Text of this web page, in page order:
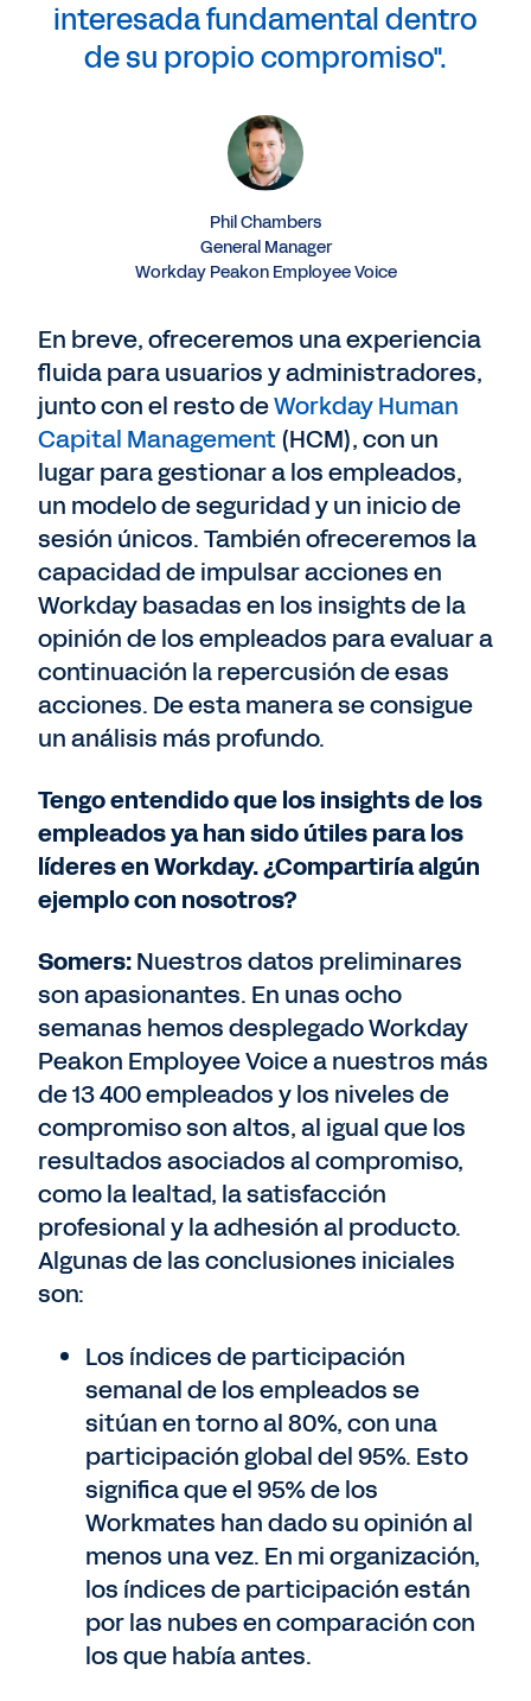
interesada fundamental dentro
de su propio compromiso".
Phil Chambers
General Manager
Workday Peakon Employee Voice
En breve, ofreceremos una experiencia
fluida para usuarios y administradores,
junto con el resto deWorkday Human
Capital Management(HCM), con un
lugar para gestionar a los empleados,
un modelo de seguridad y un inicio de
sesión únicos. También ofreceremos la
capacidad de impulsar acciones en
Workday basadas en los insights de la
opinión de los empleados para evaluar a
continuación la repercusión de esas
acciones. De esta manera se consigue
un análisis más profundo.
Tengo entendido que los insights de los
empleados ya han sido útiles para los
líderes en Workday. ¿Compartiría algún
ejemplo con nosotros?
Somers:Nuestros datos preliminares
son apasionantes. En unas ocho
semanas hemos desplegado Workday
Peakon Employee Voice a nuestros más
de 13 400 empleados y los niveles de
compromiso son altos, al igual que los
resultados asociados al compromiso,
como la lealtad, la satisfacción
profesional y la adhesión al producto.
Algunas de las conclusiones iniciales
son:
Los índices de participación
semanal de los empleados se
sitúan en torno al 80%, con una
participación global del 95%. Esto
significa que el 95% de los
Workmates han dado su opinión al
menos una vez. En mi organización,
los índices de participación están
por las nubes en comparación con
los que había antes.